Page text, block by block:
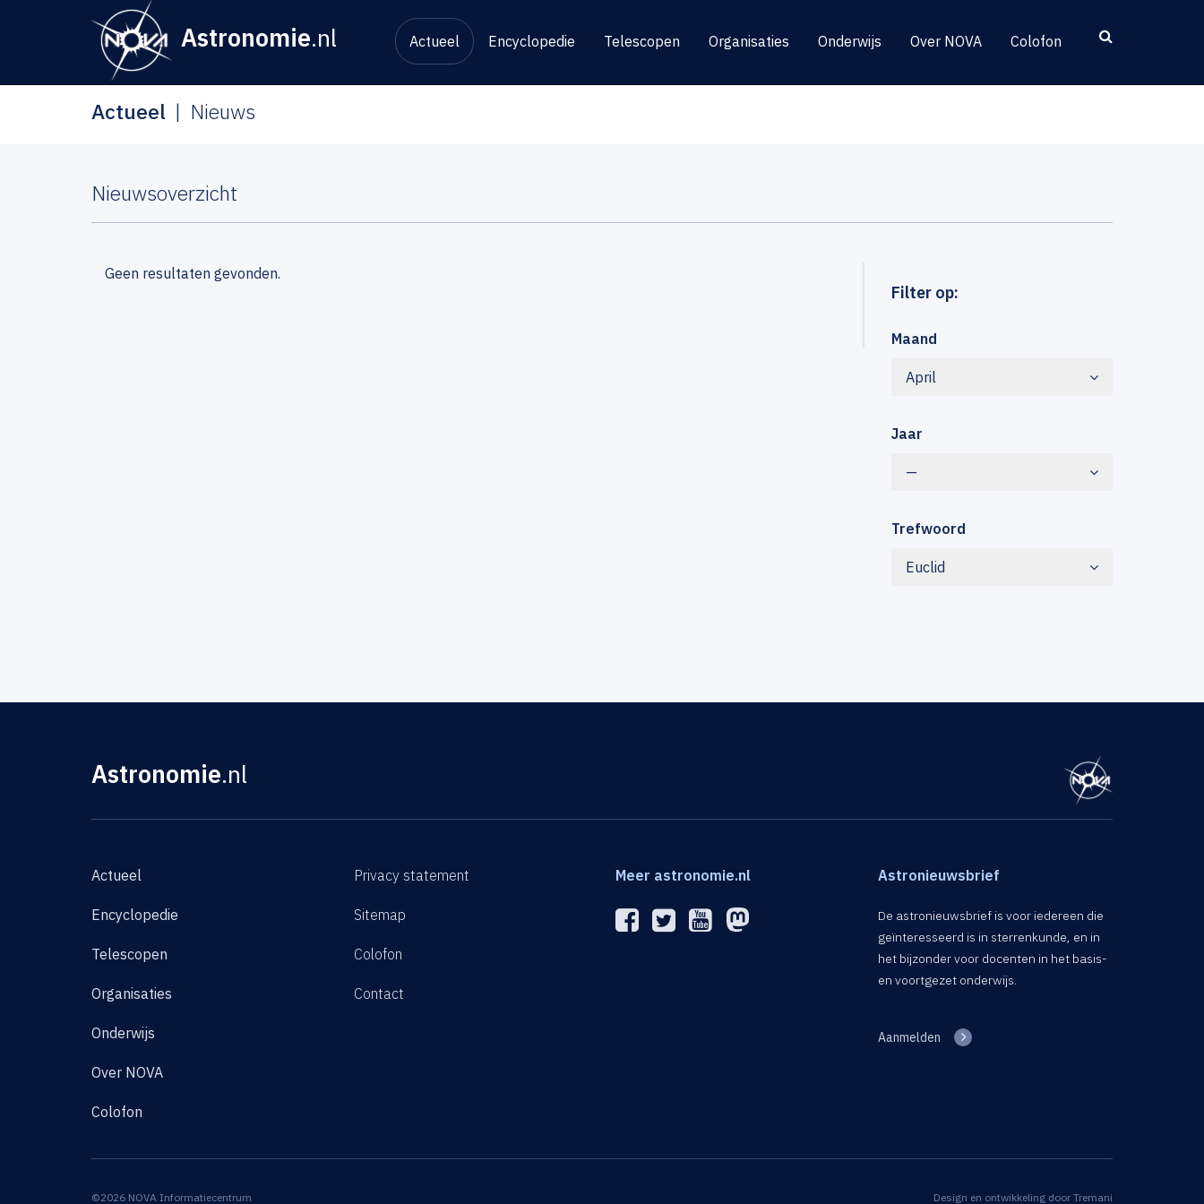
Astronomie.nl Actueel Encyclopedie Telescopen Organisaties Onderwijs Over NOVA Colofon
Actueel Nieuws
Nieuwsoverzicht
Filter op:
Maand
April
Jaar
—
Trefwoord
Euclid
Geen resultaten gevonden.
Astronomie.nl
Actueel
Encyclopedie
Telescopen
Organisaties
Onderwijs
Over NOVA
Colofon
Privacy statement
Sitemap
Colofon
Contact
Meer astronomie.nl Astronieuwsbrief
De astronieuwsbrief is voor iedereen die
geïnteresseerd is in sterrenkunde, en in
het bijzonder voor docenten in het basis-
en voortgezet onderwijs.
Aanmelden
©2026 NOVA Informatiecentrum Design en ontwikkeling door Tremani